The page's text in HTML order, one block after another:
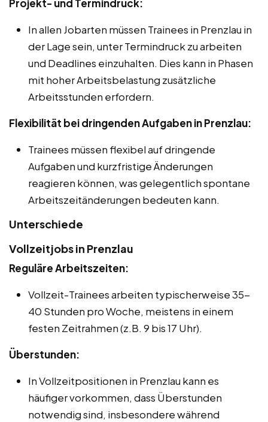
Projekt- und Termindruck:
In allen Jobarten müssen Trainees in Prenzlau in
der Lage sein, unter Termindruck zu arbeiten
und Deadlines einzuhalten. Dies kann in Phasen
mit hoher Arbeitsbelastung zusätzliche
Arbeitsstunden erfordern.
Flexibilität bei dringenden Aufgaben in Prenzlau:
Trainees müssen flexibel auf dringende
Aufgaben und kurzfristige Änderungen
reagieren können, was gelegentlich spontane
Arbeitszeitänderungen bedeuten kann.
Unterschiede
Vollzeitjobs in Prenzlau
Reguläre Arbeitszeiten:
Vollzeit-Trainees arbeiten typischerweise 35-
40 Stunden pro Woche, meistens in einem
festen Zeitrahmen (z.B. 9 bis 17 Uhr).
Überstunden:
In Vollzeitpositionen in Prenzlau kann es
häufiger vorkommen, dass Überstunden
notwendig sind, insbesondere während